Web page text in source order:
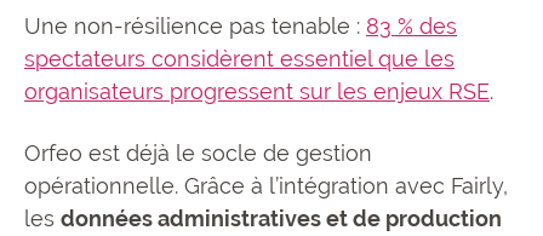
Une non-résilience pas tenable : 83 % des
spectateurs considèrent essentiel que les
organisateurs progressent sur les enjeux RSE.
Orfeo est déjà le socle de gestion
opérationnelle. Grâce à l’intégration avec Fairly,
les données administratives et de production